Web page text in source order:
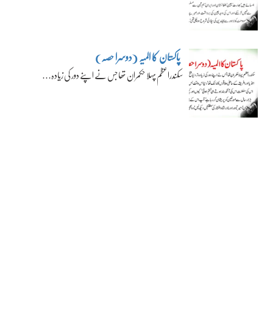
پاکستان کا المیہ (دوسرا حصہ)
سکندراعظم پہلا حکمران تھا جس نے اپنے دور کی زیادہ…